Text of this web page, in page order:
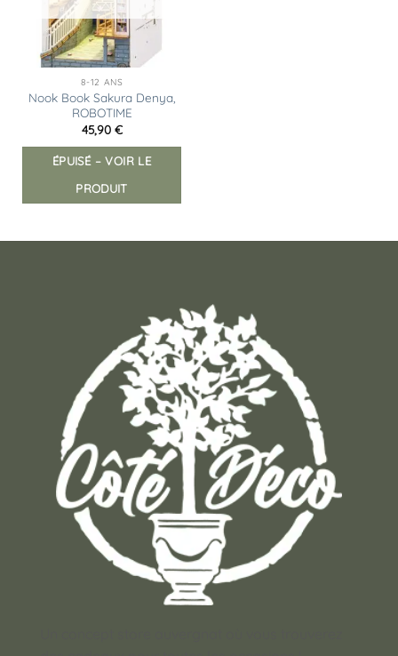
8-12 ANS
Nook Book Sakura Denya,
ROBOTIME
45,90 €
ÉPUISÉ – VOIR LE
PRODUIT